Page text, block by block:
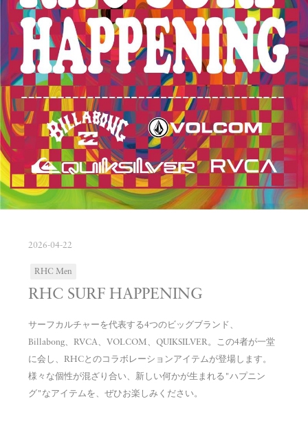
2026-04-22
RHC Men
RHC SURF HAPPENING
サーフカルチャーを代表する4つのビッグブランド、
Billabong、RVCA、VOLCOM、QUIKSILVER。この4者が一堂
に会し、RHCとのコラボレーションアイテムが登場します。
様々な個性が混ざり合い、新しい何かが生まれる"ハプニン
グ"なアイテムを、ぜひお楽しみください。